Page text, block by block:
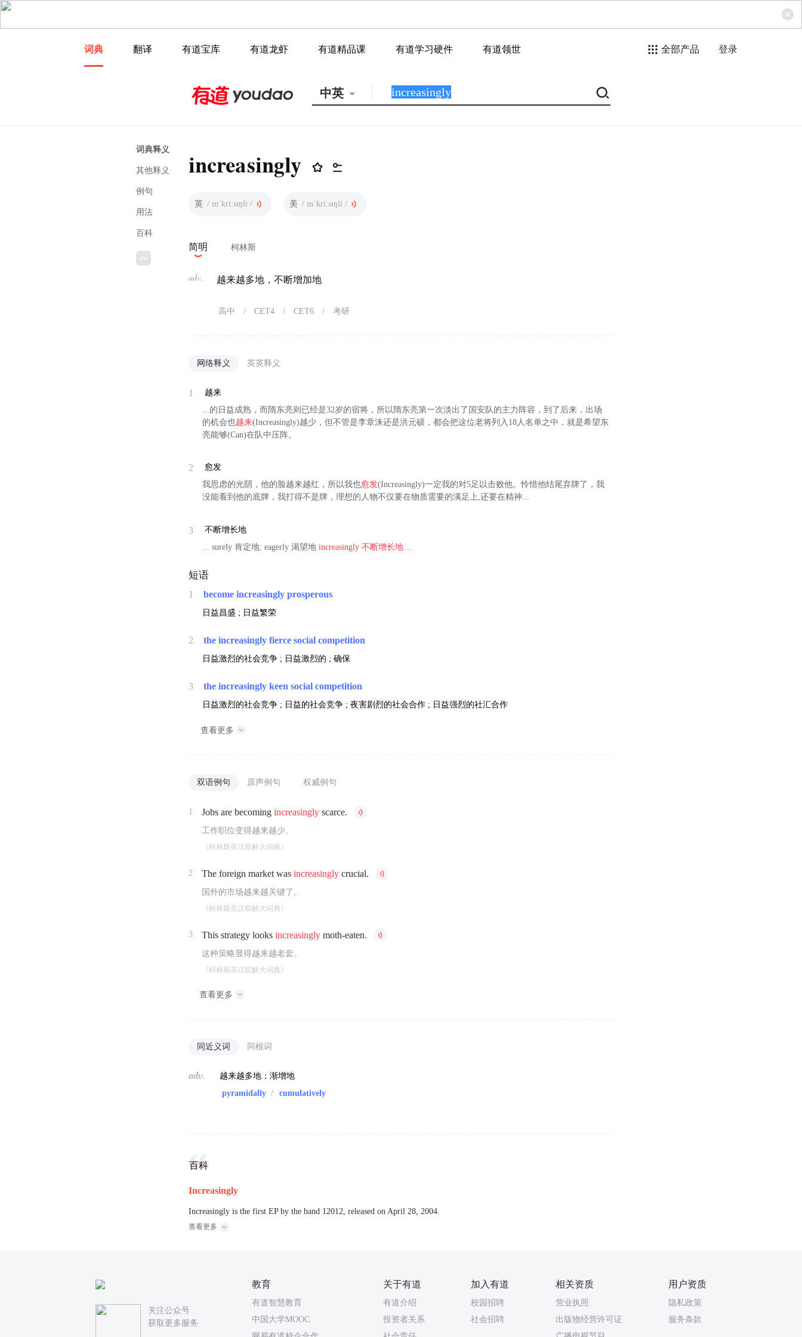
词典 翻译 有道宝库 有道龙虾 有道精品课 有道学习硬件 有道领世 全部产品 登录
中英
词典释义
其他释义
例句
用法
百科
increasingly
英 / ɪnˈkriːsɪŋli / 美 / ɪnˈkriːsɪŋli /
简明 柯林斯
adv. 越来越多地，不断增加地
高中 / CET4 / CET6 / 考研
网络释义 英英释义
1
越来
...的日益成熟，而隋东亮则已经是32岁的宿将，所以隋东亮第一次淡出了国安队的主力阵容，到了后来，出场
的机会也越来(Increasingly)越少，但不管是李章洙还是洪元硕，都会把这位老将列入18人名单之中，就是希望东
亮能够(Can)在队中压阵。
2
愈发
我思虑的光阴，他的脸越来越红，所以我也愈发(Increasingly)一定我的对5足以击败他。怜惜他结尾弃牌了，我
没能看到他的底牌，我打得不是牌，理想的人物不仅要在物质需要的满足上,还要在精神...
3
不断增长地
... surely 肯定地: eagerly 渴望地increasingly 不断增长地
短语
1 become increasingly prosperous
日益昌盛 ; 日益繁荣
2 the increasingly fierce social competition
日益激烈的社会竞争 ; 日益激烈的 ; 确保
3 the increasingly keen social competition
日益激烈的社会竞争 ; 日益的社会竞争 ; 夜害剧烈的社会合作 ; 日益强烈的社汇合作
查看更多
双语例句 原声例句 权威例句
1 Jobs are becomingincreasingly scarce.
工作职位变得越来越少。
《柯林斯英汉双解大词典》
2 The foreign market wasincreasingly crucial.
国外的市场越来越关键了。
《柯林斯英汉双解大词典》
3 This strategy looksincreasingly moth-eaten.
这种策略显得越来越老套。
《柯林斯英汉双解大词典》
查看更多
同近义词 同根词
adv.
越来越多地；渐增地
pyramidally / cumulatively
百科
Increasingly
Increasingly is the first EP by the band 12012, released on April 28, 2004.
查看更多
关注公众号
获取更多服务
教育
有道智慧教育
中国大学MOOC
关于有道
有道介绍
投资者关系
加入有道
校园招聘
社会招聘
相关资质
营业执照
出版物经营许可证
用户资质
隐私政策
服务条款